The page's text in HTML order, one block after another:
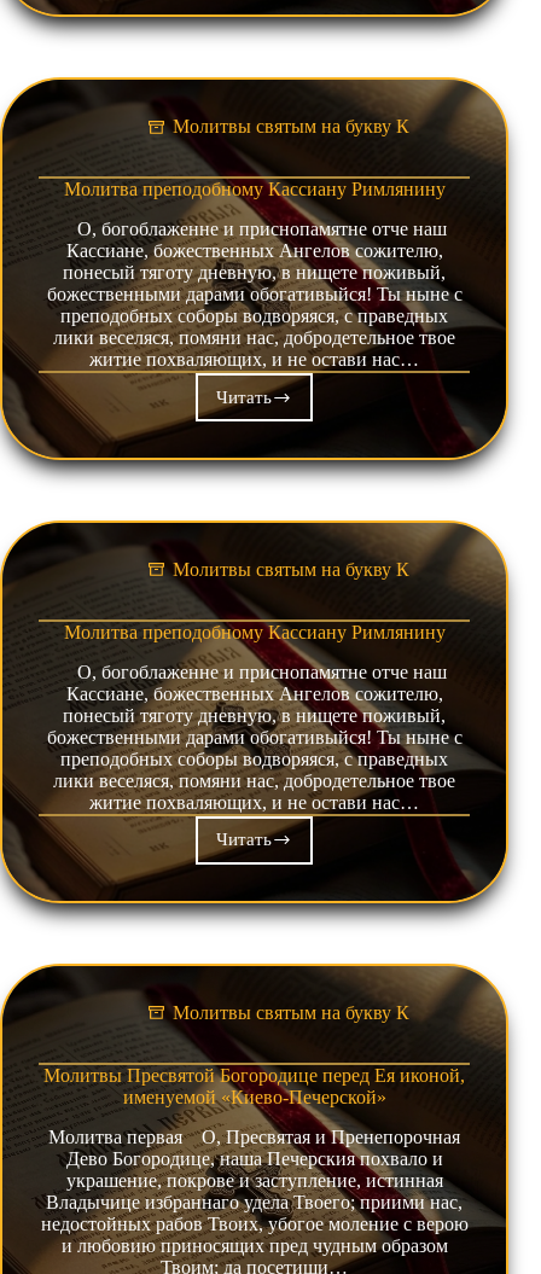
Богородице
перед
иконой,
«Касперовская»
Молитвы святым на букву К
Молитва преподобному Кассиану Римлянину
О, богоблаженне и приснопамятне отче наш
Кассиане, божественных Ангелов сожителю,
понесый тяготу дневную, в нищете поживый,
божественными дарами обогативыйся! Ты ныне с
преподобных соборы водворяяся, с праведных
лики веселяся, помяни нас, добродетельное твое
житие похваляющих, и не остави нас…
ЧитатьМолитва
Кассиану
Римлянину
Молитвы святым на букву К
Молитва преподобному Кассиану Римлянину
О, богоблаженне и приснопамятне отче наш
Кассиане, божественных Ангелов сожителю,
понесый тяготу дневную, в нищете поживый,
божественными дарами обогативыйся! Ты ныне с
преподобных соборы водворяяся, с праведных
лики веселяся, помяни нас, добродетельное твое
житие похваляющих, и не остави нас…
ЧитатьМолитва
Кассиану
Римлянину
Молитвы святым на букву К
Молитвы Пресвятой Богородице перед Ея иконой,
именуемой «Киево-Печерской»
Молитва первая О, Пресвятая и Пренепорочная
Дево Богородице, наша Печерския похвало и
украшение, покрове и заступление, истинная
Владычице избраннаго удела Твоего; приими нас,
недостойных рабов Твоих, убогое моление с верою
и любовию приносящих пред чудным образом
Твоим; да посетиши…